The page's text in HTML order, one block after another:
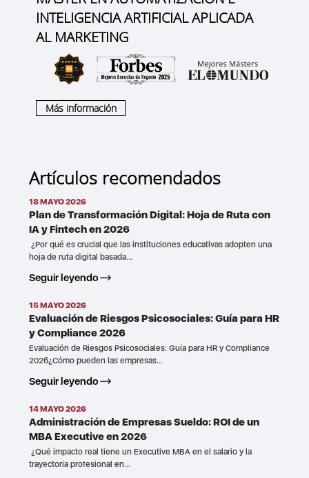
INTELIGENCIA ARTIFICIAL APLICADA
AL MARKETING
Más información
Artículos recomendados
18 MAYO 2026
Plan de Transformación Digital: Hoja de Ruta con
IA y Fintech en 2026
¿Por qué es crucial que las instituciones educativas adopten una
hoja de ruta digital basada...
Seguir leyendo
15 MAYO 2026
Evaluación de Riesgos Psicosociales: Guía para HR
y Compliance 2026
Evaluación de Riesgos Psicosociales: Guía para HR y Compliance
2026¿Cómo pueden las empresas...
Seguir leyendo
14 MAYO 2026
Administración de Empresas Sueldo: ROI de un
MBA Executive en 2026
¿Qué impacto real tiene un Executive MBA en el salario y la
trayectoria profesional en...